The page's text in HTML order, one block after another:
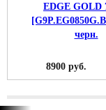
8900 руб.